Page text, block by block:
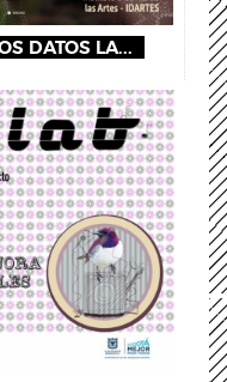
DATOS LA...